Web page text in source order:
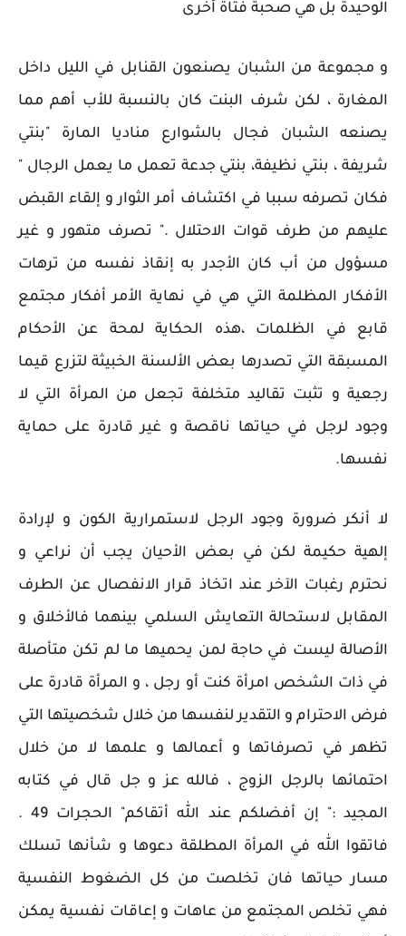
الوحيدة بل هي صحبة فتاة أخرى
و مجموعة من الشبان يصنعون القنابل في الليل داخل
المغارة ، لكن شرف البنت كان بالنسبة للأب أهم مما
يصنعه الشبان فجال بالشوارع مناديا المارة "بنتي
شريفة ، بنتي نظيفة، بنتي جدعة تعمل ما يعمل الرجال "
فكان تصرفه سببا في اكتشاف أمر الثوار و إلقاء القبض
عليهم من طرف قوات الاحتلال ." تصرف متهور و غير
مسؤول من أب كان الأجدر به إنقاذ نفسه من ترهات
الأفكار المظلمة التي هي في نهاية الأمر أفكار مجتمع
قابع في الظلمات ،هذه الحكاية لمحة عن الأحكام
المسبقة التي تصدرها بعض الألسنة الخبيثة لتزرع قيما
رجعية و تثبت تقاليد متخلفة تجعل من المرأة التي لا
وجود لرجل في حياتها ناقصة و غير قادرة على حماية
نفسها.
لا أنكر ضرورة وجود الرجل لاستمرارية الكون و لإرادة
إلهية حكيمة لكن في بعض الأحيان يجب أن نراعي و
نحترم رغبات الآخر عند اتخاذ قرار الانفصال عن الطرف
المقابل لاستحالة التعايش السلمي بينهما فالأخلاق و
الأصالة ليست في حاجة لمن يحميها ما لم تكن متأصلة
في ذات الشخص امرأة كنت أو رجل ، و المرأة قادرة على
فرض الاحترام و التقدير لنفسها من خلال شخصيتها التي
تظهر في تصرفاتها و أعمالها و علمها لا من خلال
احتمائها بالرجل الزوج ، فالله عز و جل قال في كتابه
المجيد :" إن أفضلكم عند الله أتقاكم" الحجرات 49 .
فاتقوا الله في المرأة المطلقة دعوها و شأنها تسلك
مسار حياتها فان تخلصت من كل الضغوط النفسية
فهي تخلص المجتمع من عاهات و إعاقات نفسية يمكن